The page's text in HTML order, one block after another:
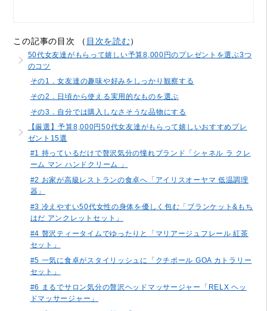
この記事の目次 （ 目次を読む）
50代女友達がもらって嬉しい予算8,000円のプレゼントを選ぶ3つ
のコツ
その1．女友達の趣味や好みをしっかり観察する
その2．日頃から使える実用的なものを選ぶ
その3．自分では購入しなさそうな品物にする
【厳選】予算8,000円50代女友達がもらって嬉しいおすすめプレ
ゼント15選
#1 持っているだけで贅沢気分の憧れブランド「シャネル ラ クレ
ーム マン ハンドクリーム 」
#2 お家が高級レストランの食卓へ「アイリスオーヤマ 低温調理
器」
#3 冷えやすい50代女性の身体を優しく包む「ブランケット&もち
はだ アンクレットセット」
#4 贅沢ティータイムでゆったりと「マリアージュフレール 紅茶
セット」
#5 一気に食卓がスタイリッシュに「クチポール GOA カトラリー
セット」
#6 まるでサロン気分の贅沢ヘッドマッサージャー「RELX ヘッ
ドマッサージャー」